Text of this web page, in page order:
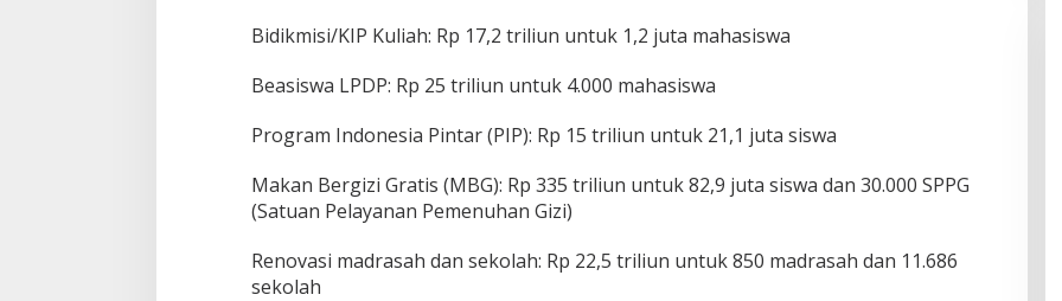
Bidikmisi/KIP Kuliah: Rp 17,2 triliun untuk 1,2 juta mahasiswa
Beasiswa LPDP: Rp 25 triliun untuk 4.000 mahasiswa
Program Indonesia Pintar (PIP): Rp 15 triliun untuk 21,1 juta siswa
Makan Bergizi Gratis (MBG): Rp 335 triliun untuk 82,9 juta siswa dan 30.000 SPPG
(Satuan Pelayanan Pemenuhan Gizi)
Renovasi madrasah dan sekolah: Rp 22,5 triliun untuk 850 madrasah dan 11.686
sekolah